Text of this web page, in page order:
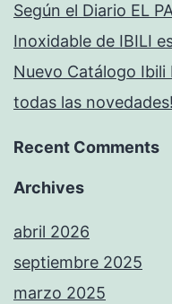
Según el Diario EL
Inoxidable de IBILI
Nuevo Catálogo Ibili
todas las novedades!
Recent Comments
Archives
abril 2026
septiembre 2025
marzo 2025